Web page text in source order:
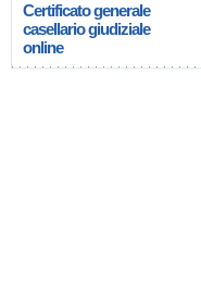
Certificato generale
casellario giudiziale
online